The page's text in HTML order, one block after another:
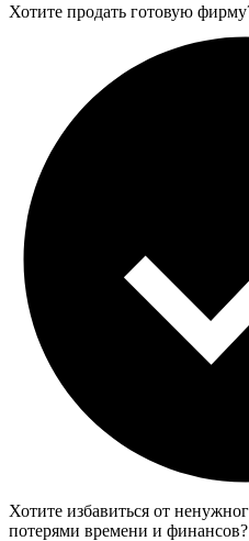
Хотите продать готовую
Хотите избавиться от
потерями времени и финансов?